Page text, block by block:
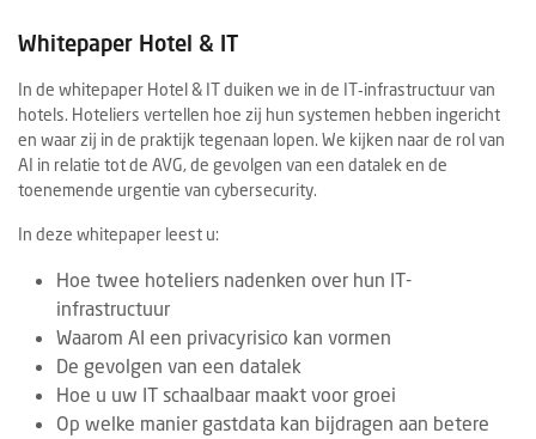
Whitepaper Hotel & IT
In de whitepaper Hotel & IT duiken we in de IT‑infrastructuur van
hotels. Hoteliers vertellen hoe zij hun systemen hebben ingericht
en waar zij in de praktijk tegenaan lopen. We kijken naar de rol van
AI in relatie tot de AVG, de gevolgen van een datalek en de
toenemende urgentie van cybersecurity.
In deze whitepaper leest u:
Hoe twee hoteliers nadenken over hun IT-
infrastructuur
Waarom AI een privacyrisico kan vormen
De gevolgen van een datalek
Hoe u uw IT schaalbaar maakt voor groei
Op welke manier gastdata kan bijdragen aan betere